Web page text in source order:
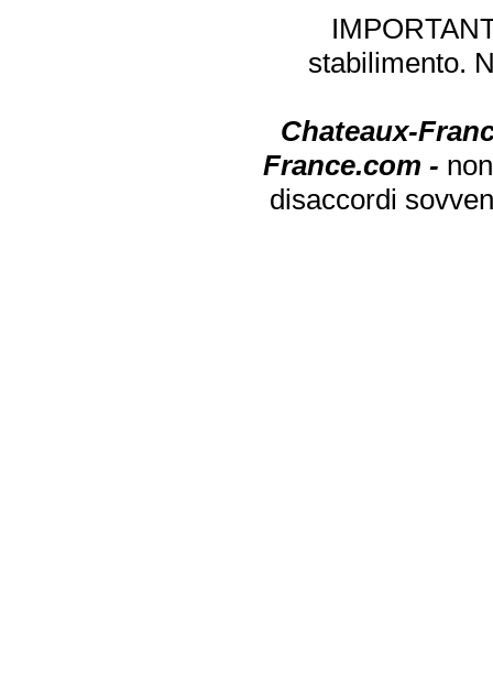
stabilimento.
Chateaux-
France.com -
disaccordi